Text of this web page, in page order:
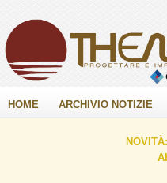
HOME ARCHIVIO NOTIZIE